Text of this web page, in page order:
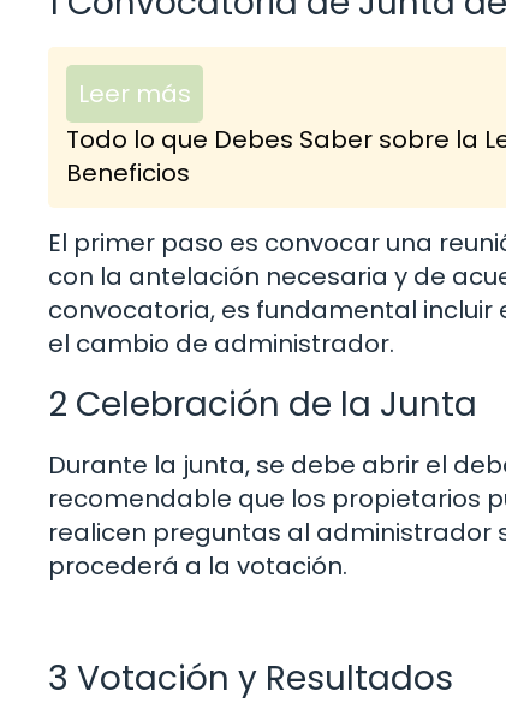
Leer más
Todo lo que Debes Saber sobre la
Beneficios
El primer paso es convocar una
con la antelación necesaria y de
convocatoria, es fundamental
el cambio de administrador.
2 Celebración de la Junta
Durante la junta, se debe abrir el
recomendable que los propietarios
realicen preguntas al administrador
procederá a la votación.
3 Votación y Resultados